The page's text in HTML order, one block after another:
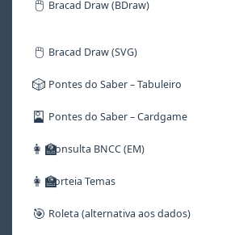
🖱️ Bracad Draw (BDraw)
🖱️ Bracad Draw (SVG)
🎲 Pontes do Saber – Tabuleiro
🎴 Pontes do Saber – Cardgame
👩‍🏫Consulta BNCC (EM)
👩‍🏫Sorteia Temas
🎯 Roleta (alternativa aos dados)